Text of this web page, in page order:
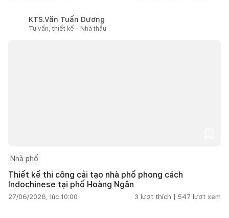
KTS.Văn Tuấn Dương
Tư vấn, thiết kế - Nhà thầu
Nhà phố
Thiết kế thi công cải tạo nhà phố phong cách
Indochinese tại phố Hoàng Ngân
27/06/2026, lúc 10:00 3 lượt thích | 547 lượt xem